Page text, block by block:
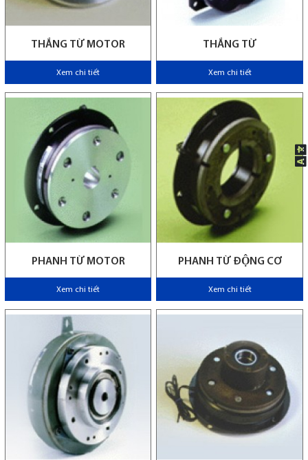
THẮNG TỪ MOTOR
Xem chi tiết
THẮNG TỪ
Xem chi tiết
PHANH TỪ MOTOR
Xem chi tiết
PHANH TỪ ĐỘNG CƠ
Xem chi tiết